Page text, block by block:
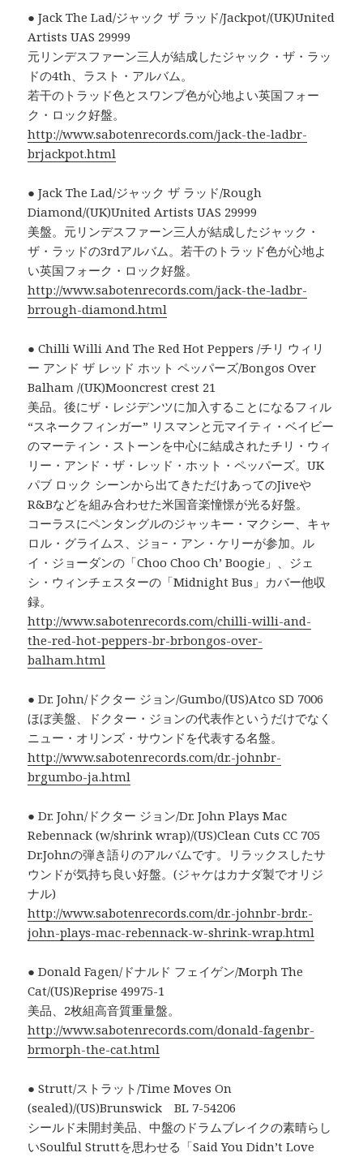
● Jack The Lad/ジャック ザ ラッド/Jackpot/(UK)United
Artists UAS 29999
元リンデスファーン三人が結成したジャック・ザ・ラッ
ドの4th、ラスト・アルバム。
若干のトラッド色とスワンプ色が心地よい英国フォー
ク・ロック好盤。
http://www.sabotenrecords.com/jack-the-ladbr-
brjackpot.html
● Jack The Lad/ジャック ザ ラッド/Rough
Diamond/(UK)United Artists UAS 29999
美盤。元リンデスファーン三人が結成したジャック・
ザ・ラッドの3rdアルバム。若干のトラッド色が心地よ
い英国フォーク・ロック好盤。
http://www.sabotenrecords.com/jack-the-ladbr-
brrough-diamond.html
● Chilli Willi And The Red Hot Peppers /チリ ウィリ
ー アンド ザ レッド ホット ペッパーズ/Bongos Over
Balham /(UK)Mooncrest crest 21
美品。後にザ・レジデンツに加入することになるフィル
“スネークフィンガー” リスマンと元マイティ・ベイビー
のマーティン・ストーンを中心に結成されたチリ・ウィ
リー・アンド・ザ・レッド・ホット・ペッパーズ。UK
パブ ロック シーンから出てきただけあってのJiveや
R&Bなどを組み合わせた米国音楽憧憬が光る好盤。
コーラスにペンタングルのジャッキー・マクシー、キャ
ロル・グライムス、ジョ−・アン・ケリーが参加。ル
イ・ジョーダンの「Choo Choo Ch’ Boogie」、ジェ
シ・ウィンチェスターの「Midnight Bus」カバー他収
録。
http://www.sabotenrecords.com/chilli-willi-and-
the-red-hot-peppers-br-brbongos-over-
balham.html
● Dr. John/ドクター ジョン/Gumbo/(US)Atco SD 7006
ほぼ美盤、ドクター・ジョンの代表作というだけでなく
ニュー・オリンズ・サウンドを代表する名盤。
http://www.sabotenrecords.com/dr.-johnbr-
brgumbo-ja.html
● Dr. John/ドクター ジョン/Dr. John Plays Mac
Rebennack (w/shrink wrap)/(US)Clean Cuts CC 705
Dr.Johnの弾き語りのアルバムです。リラックスしたサ
ウンドが気持ち良い好盤。(ジャケはカナダ製でオリジ
ナル)
http://www.sabotenrecords.com/dr.-johnbr-brdr.-
john-plays-mac-rebennack-w-shrink-wrap.html
● Donald Fagen/ドナルド フェイゲン/Morph The
Cat/(US)Reprise 49975-1
美品、2枚組高音質重量盤。
http://www.sabotenrecords.com/donald-fagenbr-
brmorph-the-cat.html
● Strutt/ストラット/Time Moves On
(sealed)/(US)Brunswick BL 7-54206
シールド未開封美品、中盤のドラムブレイクの素晴らし
いSoulful Struttを思わせる「Said You Didn’t Love